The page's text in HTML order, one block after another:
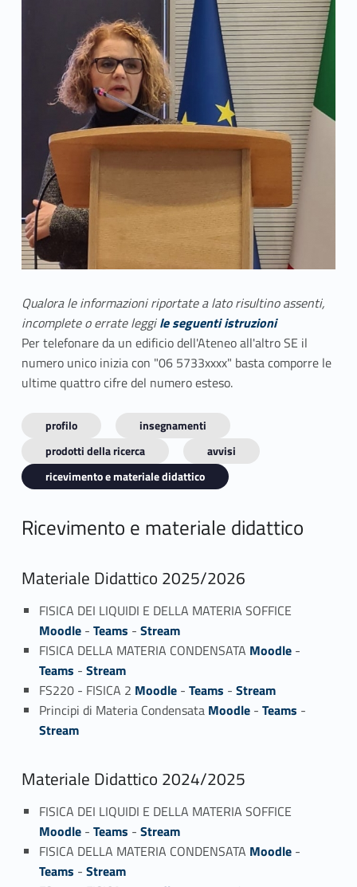
Qualora le informazioni riportate a lato risultino assenti,
incomplete o errate leggile seguenti istruzioni
Per telefonare da un edificio dell'Ateneo all'altro SE il
numero unico inizia con "06 5733xxxx" basta comporre le
ultime quattro cifre del numero esteso.
profilo
insegnamenti
prodotti della ricerca
avvisi
ricevimento e materiale didattico
Ricevimento e materiale didattico
Materiale Didattico 2025/2026
FISICA DEI LIQUIDI E DELLA MATERIA SOFFICE
Moodle- Teams - Stream
FISICA DELLA MATERIA CONDENSATA Moodle-
Teams - Stream
FS220 - FISICA 2 Moodle- Teams - Stream
Principi di Materia Condensata Moodle- Teams -
Stream
Materiale Didattico 2024/2025
FISICA DEI LIQUIDI E DELLA MATERIA SOFFICE
Moodle- Teams - Stream
FISICA DELLA MATERIA CONDENSATA Moodle-
Teams - Stream